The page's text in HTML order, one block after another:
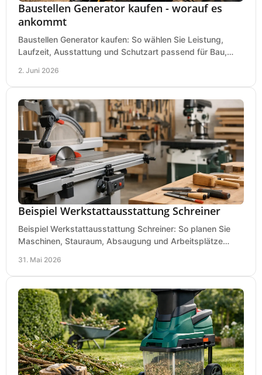
Baustellen Generator kaufen - worauf es
ankommt
Baustellen Generator kaufen: So wählen Sie Leistung,
Laufzeit, Ausstattung und Schutzart passend für Bau,
2. Juni 2026
Beispiel Werkstattausstattung Schreiner
Beispiel Werkstattausstattung Schreiner: So planen Sie
Maschinen, Stauraum, Absaugung und Arbeitsplätze
31. Mai 2026